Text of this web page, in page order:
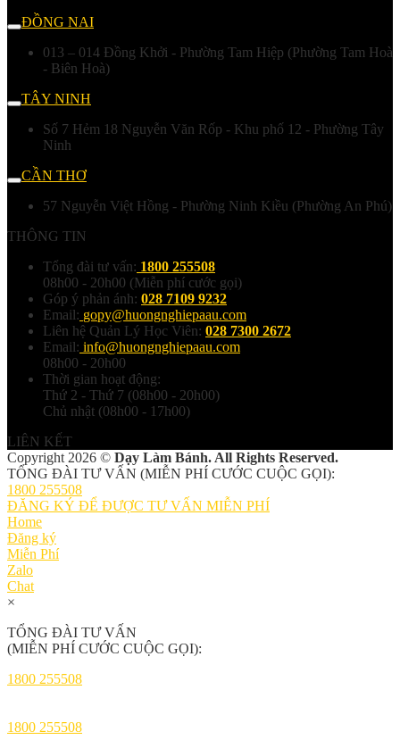
ĐỒNG NAI
013 – 014 Đồng Khởi - Phường Tam Hiệp (Phường Tam Hoà
- Biên Hoà)
TÂY NINH
Số 7 Hẻm 18 Nguyễn Văn Rốp - Khu phố 12 - Phường Tây
Ninh
CẦN THƠ
57 Nguyễn Việt Hồng - Phường Ninh Kiều (Phường An Phú)
THÔNG TIN
Tổng đài tư vấn: 1800 255508
08h00 - 20h00 (Miễn phí cước gọi)
Góp ý phản ánh: 028 7109 9232
Email: gopy@huongnghiepaau.com
Liên hệ Quản Lý Học Viên: 028 7300 2672
Email: info@huongnghiepaau.com
08h00 - 20h00
Thời gian hoạt động:
Thứ 2 - Thứ 7 (08h00 - 20h00)
Chủ nhật (08h00 - 17h00)
LIÊN KẾT
Copyright 2026 © Dạy Làm Bánh. All Rights Reserved.
TỔNG ĐÀI TƯ VẤN (MIỄN PHÍ CƯỚC CUỘC GỌI):
1800 255508
ĐĂNG KÝ ĐỂ ĐƯỢC TƯ VẤN MIỄN PHÍ
Home
Đăng ký
Miễn Phí
Zalo
Chat
×
TỔNG ĐÀI TƯ VẤN
(MIỄN PHÍ CƯỚC CUỘC GỌI):
1800 255508
1800 255508